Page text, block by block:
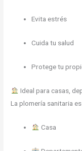
Evita estrés
Cuida tu salud
Protege tu
Ideal para casas,
La plomería sanitaria
Casa